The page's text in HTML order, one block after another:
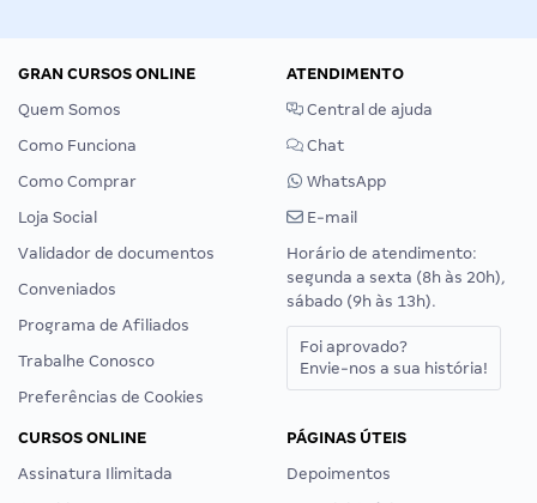
GRAN CURSOS ONLINE
Quem Somos
Como Funciona
Como Comprar
Loja Social
Validador de documentos
Conveniados
Programa de Afiliados
Trabalhe Conosco
Preferências de Cookies
ATENDIMENTO
Central de ajuda
Chat
WhatsApp
E-mail
Horário de atendimento:
segunda a sexta (8h às 20h),
sábado (9h às 13h).
Foi aprovado?
Envie-nos a sua história!
CURSOS ONLINE
Assinatura Ilimitada
PÁGINAS ÚTEIS
Depoimentos